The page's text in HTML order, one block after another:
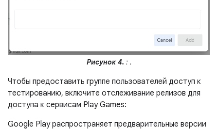
Рисунок 4. : .
Чтобы предоставить группе пользователей доступ к
тестированию, включите отслеживание релизов для
доступа к сервисам Play Games:
Google Play распространяет предварительные версии